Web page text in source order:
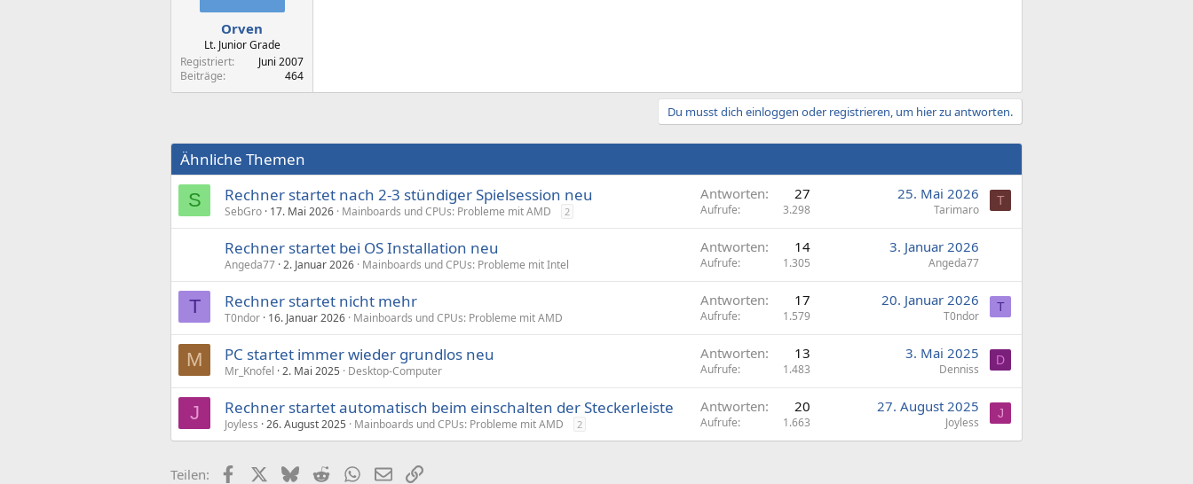
Orven
Lt. Junior Grade
Registriert
Juni 2007
Beiträge
464
Du musst dich einloggen oder registrieren, um hier zu antworten.
Ähnliche Themen
S Rechner startet nach 2-3 stündiger Spielsession neu
SebGro 17. Mai 2026 Mainboards und CPUs: Probleme mit AMD 2
Antworten 27
Aufrufe 3.298
25. Mai 2026
Tarimaro
T
Rechner startet bei OS Installation neu
Angeda77 2. Januar 2026 Mainboards und CPUs: Probleme mit Intel
Antworten 14
Aufrufe 1.305
3. Januar 2026
Angeda77
T Rechner startet nicht mehr
T0ndor 16. Januar 2026 Mainboards und CPUs: Probleme mit AMD
Antworten 17
Aufrufe 1.579
20. Januar 2026
T0ndor
T
M PC startet immer wieder grundlos neu
Mr_Knofel 2. Mai 2025 Desktop-Computer
Antworten 13
Aufrufe 1.483
3. Mai 2025
Denniss
D
J Rechner startet automatisch beim einschalten der Steckerleiste
Joyless 26. August 2025 Mainboards und CPUs: Probleme mit AMD 2
Antworten 20
Aufrufe 1.663
27. August 2025
Joyless
J
Teilen: FacebookX (Twitter)
BlueskyRedditWhatsApp
E-MailLink